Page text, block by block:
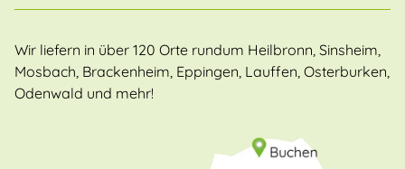
Wir liefern in über 120 Orte rundum Heilbronn, Sinsheim,
Mosbach, Brackenheim, Eppingen, Lauffen, Osterburken,
Odenwald und mehr!